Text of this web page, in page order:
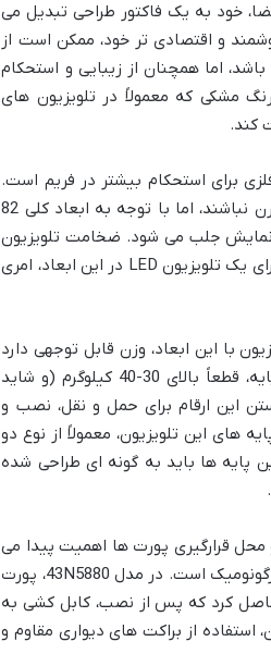
آن در فضا، خود به یک فاکتور طراحی تبدیل می
و اقتصادی تر خود، ممکن است از
اما همچنان از زیبایی و استحکام
مشکی که معمولاً در تلویزیون های
کند.
برای استحکام بیشتر در فریم است.
حاشیه های اطراف صفحه نمایش، اگرچه ممکن است به باریکی مدل های مدرن نباشند، اما با توجه به ابعاد کلی 82
نمایش جلب می شود. ضخامت تلویزیون
نیز، در مقایسه با نسل های جدید OLED یا QLED، کمی بیشتر است که البته برای یک تلویزیون LED در این ابعاد، امری
یک تلویزیون با این ابعاد، وزن قابل توجهی دارد
که نیازمند دقت و برنامه ریزی برای نصب است. وزن این مدل، حتی بدون پایه، قطعاً بالای 30-40 کیلوگرم (و شاید
این ارقام برای حمل و نقل، نصب و
این تلویزیون، معمولاً از نوع دو
پایه ها باید به گونه ای طراحی شده
بررسی نوع و محل قرارگیری پورت ها اهمیت پیدا می
کند. دسترسی آسان به پورت ها هنگام نصب دیواری، یک جنبه مهم از طراحی ارگونومیک است. در مدل 43N5880، پورت
حاصل کرد که پس از نصب، کابل کشی به
استفاده از براکت های دیواری مقاوم و